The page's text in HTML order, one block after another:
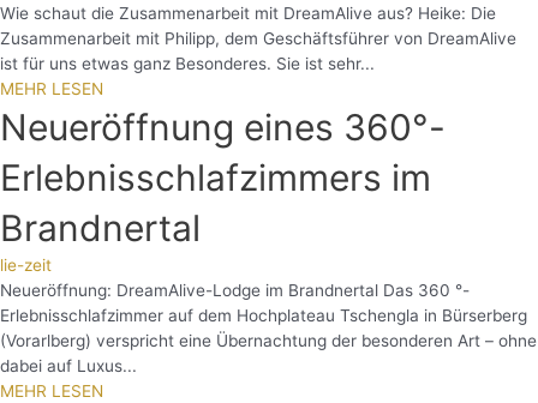
Wie schaut die Zusammenarbeit mit DreamAlive aus? Heike: Die
Zusammenarbeit mit Philipp, dem Geschäftsführer von DreamAlive
ist für uns etwas ganz Besonderes. Sie ist sehr...
MEHR LESEN
Neueröffnung eines 360°-
Erlebnisschlafzimmers im
Brandnertal
lie-zeit
Neueröffnung: DreamAlive-Lodge im Brandnertal Das 360 °-
Erlebnisschlafzimmer auf dem Hochplateau Tschengla in Bürserberg
(Vorarlberg) verspricht eine Übernachtung der besonderen Art – ohne
dabei auf Luxus...
MEHR LESEN